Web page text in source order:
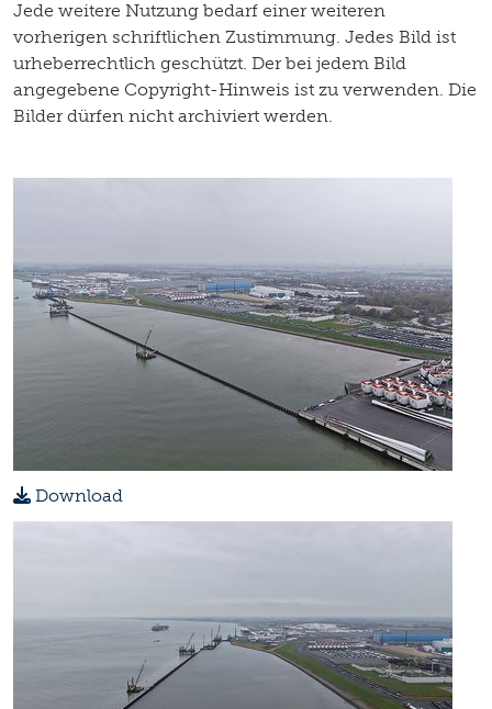
Jede weitere Nutzung bedarf einer weiteren
vorherigen schriftlichen Zustimmung. Jedes Bild ist
urheberrechtlich geschützt. Der bei jedem Bild
angegebene Copyright-Hinweis ist zu verwenden. Die
Bilder dürfen nicht archiviert werden.
Download